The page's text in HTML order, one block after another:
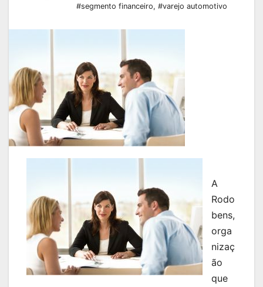
#segmento financeiro, #varejo automotivo
A
Rodo
bens,
orga
nizaç
ão
que